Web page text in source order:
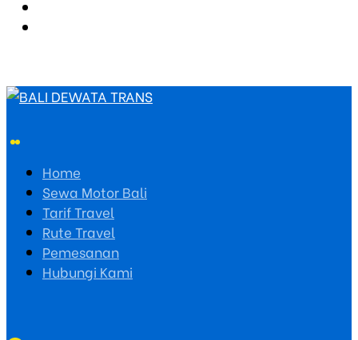
Home
Sewa Motor Bali
Tarif Travel
Rute Travel
Pemesanan
Hubungi Kami